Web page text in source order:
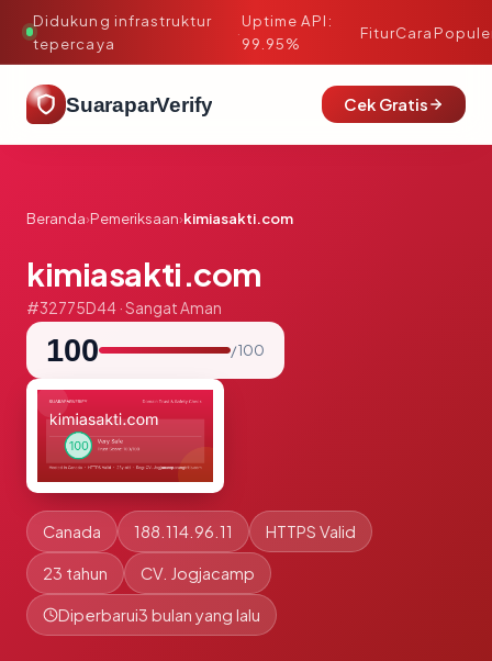
Didukung infrastruktur
tepercaya
·
Uptime API:
99.95%
FiturCara
SuaraparVerify Cek Gratis
Beranda›Pemeriksaan›kimiasakti.com
kimiasakti.com
#32775D44 · Sangat Aman
100 / 100
Canada 188.114.96.11 HTTPS Valid
23 tahun CV. Jogjacamp
Diperbarui3 bulan yang lalu